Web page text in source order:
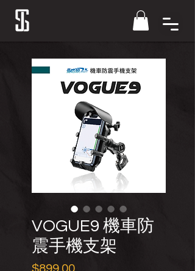
VOGUE9 機車防
震手機支架
價